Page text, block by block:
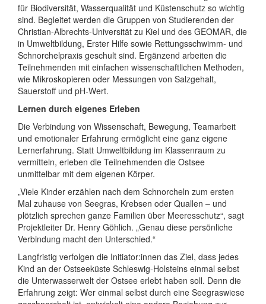
für Biodiversität, Wasserqualität und Küstenschutz so wichtig
sind. Begleitet werden die Gruppen von Studierenden der
Christian-Albrechts-Universität zu Kiel und des GEOMAR, die
in Umweltbildung, Erster Hilfe sowie Rettungsschwimm- und
Schnorchelpraxis geschult sind. Ergänzend arbeiten die
Teilnehmenden mit einfachen wissenschaftlichen Methoden,
wie Mikroskopieren oder Messungen von Salzgehalt,
Sauerstoff und pH-Wert.
Lernen durch eigenes Erleben
Die Verbindung von Wissenschaft, Bewegung, Teamarbeit
und emotionaler Erfahrung ermöglicht eine ganz eigene
Lernerfahrung. Statt Umweltbildung im Klassenraum zu
vermitteln, erleben die Teilnehmenden die Ostsee
unmittelbar mit dem eigenen Körper.
„Viele Kinder erzählen nach dem Schnorcheln zum ersten
Mal zuhause von Seegras, Krebsen oder Quallen – und
plötzlich sprechen ganze Familien über Meeresschutz“, sagt
Projektleiter Dr. Henry Göhlich. „Genau diese persönliche
Verbindung macht den Unterschied.“
Langfristig verfolgen die Initiator:innen das Ziel, dass jedes
Kind an der Ostseeküste Schleswig-Holsteins einmal selbst
die Unterwasserwelt der Ostsee erlebt haben soll. Denn die
Erfahrung zeigt: Wer einmal selbst durch eine Seegraswiese